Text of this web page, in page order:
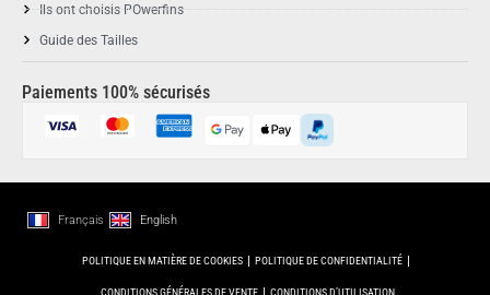
Ils ont choisis POwerfins
Guide des Tailles
Paiements 100% sécurisés
Français English
POLITIQUE EN MATIÈRE DE COOKIES POLITIQUE DE CONFIDENTIALITÉ